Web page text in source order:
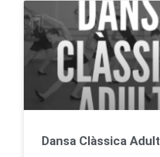
Dansa Clàssica Adult